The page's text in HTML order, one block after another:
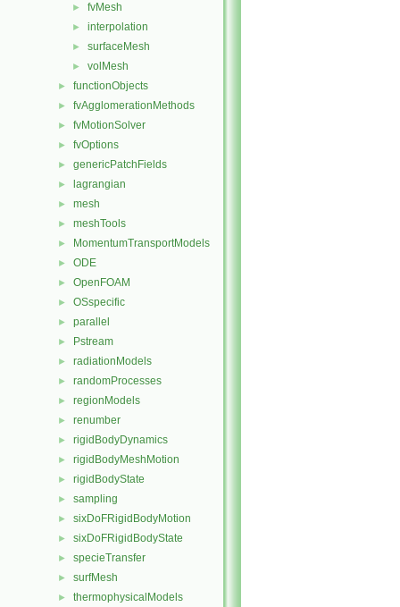
► fvMesh
► interpolation
► surfaceMesh
► volMesh
► functionObjects
► fvAgglomerationMethods
► fvMotionSolver
► fvOptions
► genericPatchFields
► lagrangian
► mesh
► meshTools
► MomentumTransportModels
► ODE
► OpenFOAM
► OSspecific
► parallel
► Pstream
► radiationModels
► randomProcesses
► regionModels
► renumber
► rigidBodyDynamics
► rigidBodyMeshMotion
► rigidBodyState
► sampling
► sixDoFRigidBodyMotion
► sixDoFRigidBodyState
► specieTransfer
► surfMesh
► thermophysicalModels